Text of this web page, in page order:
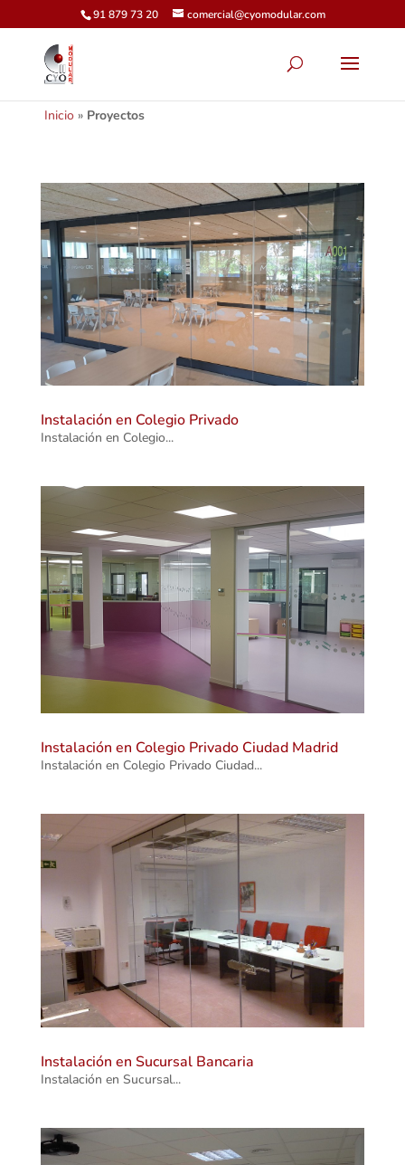
91 879 73 20 comercial@cyomodular.com
Inicio» Proyectos
Instalación en Colegio Privado
Instalación en Colegio...
Instalación en Colegio Privado Ciudad Madrid
Instalación en Colegio Privado Ciudad...
Instalación en Sucursal Bancaria
Instalación en Sucursal...